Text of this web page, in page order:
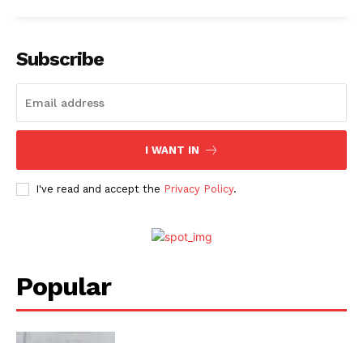
Subscribe
I WANT IN
I've read and accept the Privacy Policy.
Popular